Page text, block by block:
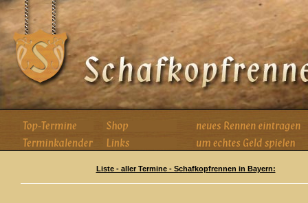
Liste - aller Termine - Schafkopfrennen in Bayern: